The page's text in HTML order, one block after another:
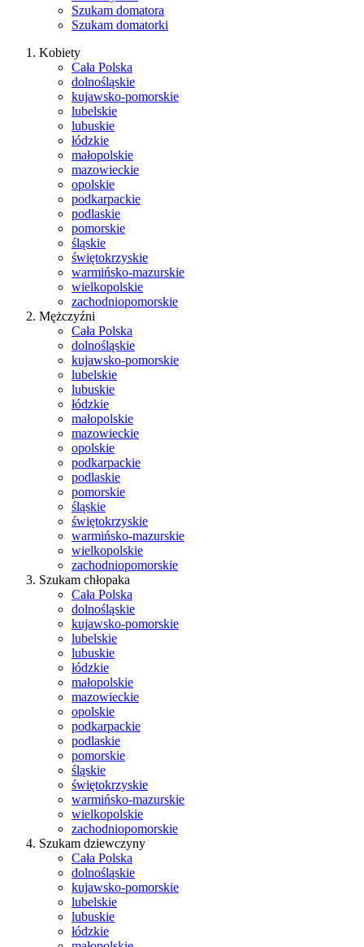
Szukam domatora
Szukam domatorki
Kobiety
Cała Polska
dolnośląskie
kujawsko-pomorskie
lubelskie
lubuskie
łódzkie
małopolskie
mazowieckie
opolskie
podkarpackie
podlaskie
pomorskie
śląskie
świętokrzyskie
warmińsko-mazurskie
wielkopolskie
zachodniopomorskie
Mężczyźni
Cała Polska
dolnośląskie
kujawsko-pomorskie
lubelskie
lubuskie
łódzkie
małopolskie
mazowieckie
opolskie
podkarpackie
podlaskie
pomorskie
śląskie
świętokrzyskie
warmińsko-mazurskie
wielkopolskie
zachodniopomorskie
Szukam chłopaka
Cała Polska
dolnośląskie
kujawsko-pomorskie
lubelskie
lubuskie
łódzkie
małopolskie
mazowieckie
opolskie
podkarpackie
podlaskie
pomorskie
śląskie
świętokrzyskie
warmińsko-mazurskie
wielkopolskie
zachodniopomorskie
Szukam dziewczyny
Cała Polska
dolnośląskie
kujawsko-pomorskie
lubelskie
lubuskie
łódzkie